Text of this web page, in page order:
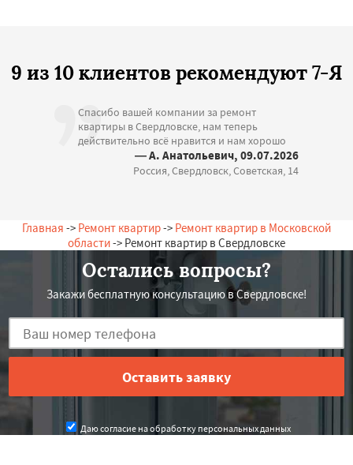
9 из 10 клиентов рекомендуют 7-Я
Спасибо вашей компании за ремонт
квартиры в Свердловске, нам теперь
действительно всё нравится и нам хорошо
— А. Анатольевич, 09.07.2026
Россия, Свердловск, Советская, 14
Главная -> Ремонт квартир-> Ремонт квартир в Московской
области-> Ремонт квартир в Свердловске
Остались вопросы?
Закажи бесплатную консультацию в Свердловске!
Даю согласие на обработку персональных данных